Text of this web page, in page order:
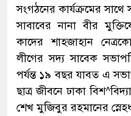
সংগঠনের কার্যক্রমের সাথে
সাবাবের নানা বীর
কাদের শাহজাহান
লীগের সদ্য সাবেক
পর্যন্ত ১৯ বছর যাবত এ
ছাত্র জীবনে ঢাকা
শেখ মুজিবুর রহমানের